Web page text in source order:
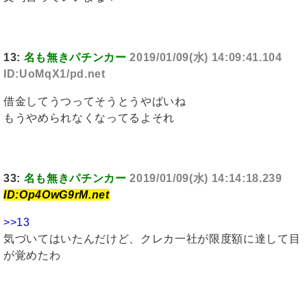
13: 名も無きパチンカー 2019/01/09(水) 14:09:41.104
ID:UoMqX1/pd.net
借金してうつってそうとうやばいね
もうやめられなくなってるよそれ
33: 名も無きパチンカー 2019/01/09(水) 14:14:18.239
ID:Op4OwG9rM.net
>>13
気づいてはいたんだけど、クレカ一社が限度額に達して目
が覚めたわ